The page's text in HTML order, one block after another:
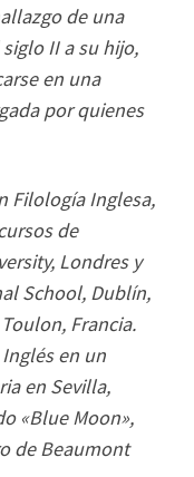
de una
II a su hijo,
en una
por quienes
Filología Inglesa,
de
Londres y
School, Dublín,
Francia.
en un
en Sevilla,
«Blue Moon»,
de Beaumont